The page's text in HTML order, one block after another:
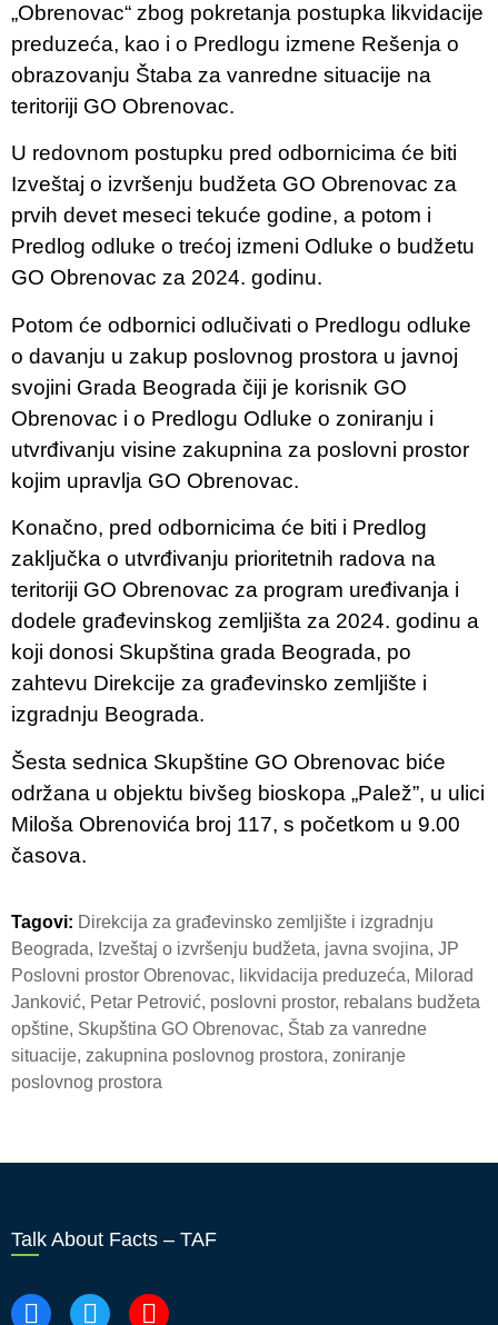
„Obrenovac“ zbog pokretanja postupka likvidacije
preduzeća, kao i o Predlogu izmene Rešenja o
obrazovanju Štaba za vanredne situacije na
teritoriji GO Obrenovac.
U redovnom postupku pred odbornicima će biti
Izveštaj o izvršenju budžeta GO Obrenovac za
prvih devet meseci tekuće godine, a potom i
Predlog odluke o trećoj izmeni Odluke o budžetu
GO Obrenovac za 2024. godinu.
Potom će odbornici odlučivati o Predlogu odluke
o davanju u zakup poslovnog prostora u javnoj
svojini Grada Beograda čiji je korisnik GO
Obrenovac i o Predlogu Odluke o zoniranju i
utvrđivanju visine zakupnina za poslovni prostor
kojim upravlja GO Obrenovac.
Konačno, pred odbornicima će biti i Predlog
zaključka o utvrđivanju prioritetnih radova na
teritoriji GO Obrenovac za program uređivanja i
dodele građevinskog zemljišta za 2024. godinu a
koji donosi Skupština grada Beograda, po
zahtevu Direkcije za građevinsko zemljište i
izgradnju Beograda.
Šesta sednica Skupštine GO Obrenovac biće
održana u objektu bivšeg bioskopa „Palež”, u ulici
Miloša Obrenovića broj 117, s početkom u 9.00
časova.
Tagovi: Direkcija za građevinsko zemljište i izgradnju
Beograda, Izveštaj o izvršenju budžeta, javna svojina, JP
Poslovni prostor Obrenovac, likvidacija preduzeća, Milorad
Janković, Petar Petrović, poslovni prostor, rebalans budžeta
opštine, Skupština GO Obrenovac, Štab za vanredne
situacije, zakupnina poslovnog prostora, zoniranje
poslovnog prostora
Talk About Facts – TAF